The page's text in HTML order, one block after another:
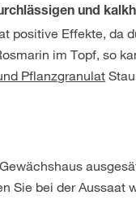
und
positive Effekte, da
im Topf, so
Pflanzgranulat
Sie bei der Aussaat